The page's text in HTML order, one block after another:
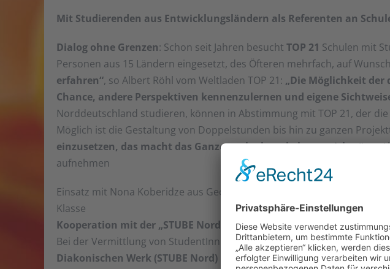
Mit Studierenden aus Entwicklungsländern als Referenten an
Dialog ohne Grenzen: Schon seit Jahren besucht TOP 21 Schulen mit
Personen aus 15 Ländern eingesetzt, des Öfteren mehrfach, auf
erfahren“, so Albert Röhl vom Weltladen TOP 21: „Die Möglichkeit der
Chance, andere Perspektiven kennenzulernen und eigene
Norddeutschland studieren, können in Abstimmung mit TOP 21, der
Möglich ist die Gestaltung von Doppelstunden bis hin zu ganzen
einzusetzen, das macht das Ganze noch abwechslungsreicher“, so
aufnehmen
Einsatz mit Nona Koberidze aus Georgien am 4. Juli 2017 am Ludwig-
Klasse
Kooperation mit der „STUBE Nord“ beim Diakonischen Werk in
Bei der Vermittlung von StudentInnen arbeitet der Weltladen TOP 21
Diakonischen Werk (STUBE Nord) in Hamburgzusammen. Dieses